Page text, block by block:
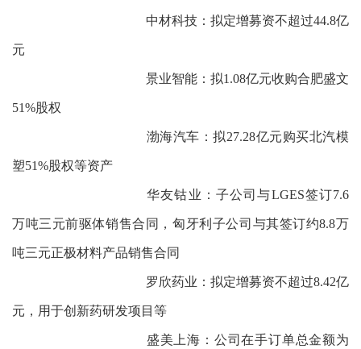
中材科技：拟定增募资不超过44.8亿
元
景业智能：拟1.08亿元收购合肥盛文
51%股权
渤海汽车：拟27.28亿元购买北汽模
塑51%股权等资产
华友钴业：子公司与LGES签订7.6
万吨三元前驱体销售合同，匈牙利子公司与其签订约8.8万
吨三元正极材料产品销售合同
罗欣药业：拟定增募资不超过8.42亿
元，用于创新药研发项目等
盛美上海：公司在手订单总金额为